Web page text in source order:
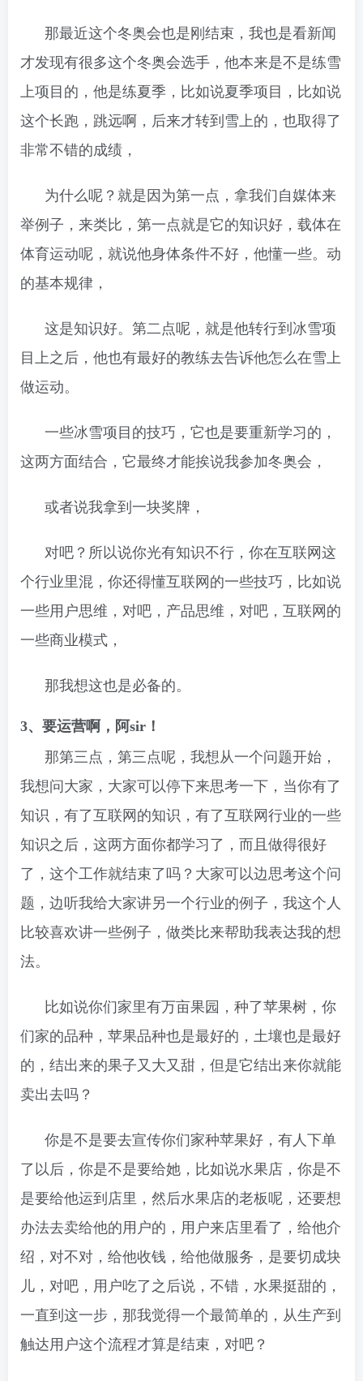
那最近这个冬奥会也是刚结束，我也是看新闻
才发现有很多这个冬奥会选手，他本来是不是练雪
上项目的，他是练夏季，比如说夏季项目，比如说
这个长跑，跳远啊，后来才转到雪上的，也取得了
非常不错的成绩，
为什么呢？就是因为第一点，拿我们自媒体来
举例子，来类比，第一点就是它的知识好，载体在
体育运动呢，就说他身体条件不好，他懂一些。动
的基本规律，
这是知识好。第二点呢，就是他转行到冰雪项
目上之后，他也有最好的教练去告诉他怎么在雪上
做运动。
一些冰雪项目的技巧，它也是要重新学习的，
这两方面结合，它最终才能挨说我参加冬奥会，
或者说我拿到一块奖牌，
对吧？所以说你光有知识不行，你在互联网这
个行业里混，你还得懂互联网的一些技巧，比如说
一些用户思维，对吧，产品思维，对吧，互联网的
一些商业模式，
那我想这也是必备的。
3、要运营啊，阿sir！
那第三点，第三点呢，我想从一个问题开始，
我想问大家，大家可以停下来思考一下，当你有了
知识，有了互联网的知识，有了互联网行业的一些
知识之后，这两方面你都学习了，而且做得很好
了，这个工作就结束了吗？大家可以边思考这个问
题，边听我给大家讲另一个行业的例子，我这个人
比较喜欢讲一些例子，做类比来帮助我表达我的想
法。
比如说你们家里有万亩果园，种了苹果树，你
们家的品种，苹果品种也是最好的，土壤也是最好
的，结出来的果子又大又甜，但是它结出来你就能
卖出去吗？
你是不是要去宣传你们家种苹果好，有人下单
了以后，你是不是要给她，比如说水果店，你是不
是要给他运到店里，然后水果店的老板呢，还要想
办法去卖给他的用户的，用户来店里看了，给他介
绍，对不对，给他收钱，给他做服务，是要切成块
儿，对吧，用户吃了之后说，不错，水果挺甜的，
一直到这一步，那我觉得一个最简单的，从生产到
触达用户这个流程才算是结束，对吧？